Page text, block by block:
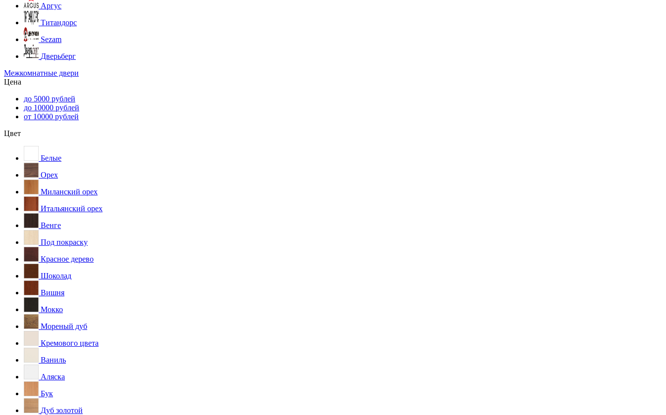
Аргус
Титандорс
Sezam
Дверьберг
Межкомнатные двери
Цена
до 5000 рублей
до 10000 рублей
от 10000 рублей
Цвет
Белые
Орех
Миланский орех
Итальянский орех
Венге
Под покраску
Красное дерево
Шоколад
Вишня
Мокко
Мореный дуб
Кремового цвета
Ваниль
Аляска
Бук
Дуб золотой